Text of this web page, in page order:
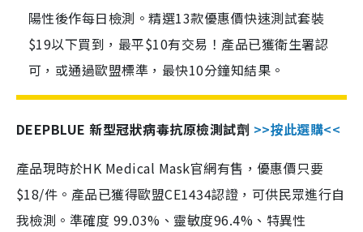
陽性後作每日檢測。精選13款優惠價快速測試套裝
$19以下買到，最平$10有交易！產品已獲衛生署認
可，或通過歐盟標準，最快10分鐘知結果。
DEEPBLUE 新型冠狀病毒抗原檢測試劑 >>按此選購<<
產品現時於HK Medical Mask官網有售，優惠價只要
$18/件。產品已獲得歐盟CE1434認證，可供民眾進行自
我檢測。準確度 99.03%、靈敏度96.4%、特異性